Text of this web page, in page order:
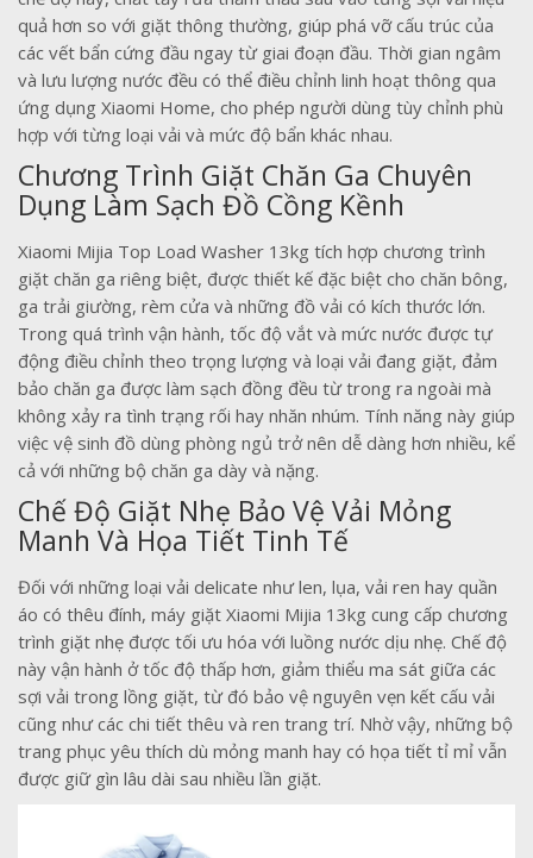
quả hơn so với giặt thông thường, giúp phá vỡ cấu trúc của
các vết bẩn cứng đầu ngay từ giai đoạn đầu. Thời gian ngâm
và lưu lượng nước đều có thể điều chỉnh linh hoạt thông qua
ứng dụng Xiaomi Home, cho phép người dùng tùy chỉnh phù
hợp với từng loại vải và mức độ bẩn khác nhau.
Chương Trình Giặt Chăn Ga Chuyên
Dụng Làm Sạch Đồ Cồng Kềnh
Xiaomi Mijia Top Load Washer 13kg tích hợp chương trình
giặt chăn ga riêng biệt, được thiết kế đặc biệt cho chăn bông,
ga trải giường, rèm cửa và những đồ vải có kích thước lớn.
Trong quá trình vận hành, tốc độ vắt và mức nước được tự
động điều chỉnh theo trọng lượng và loại vải đang giặt, đảm
bảo chăn ga được làm sạch đồng đều từ trong ra ngoài mà
không xảy ra tình trạng rối hay nhăn nhúm. Tính năng này giúp
việc vệ sinh đồ dùng phòng ngủ trở nên dễ dàng hơn nhiều, kể
cả với những bộ chăn ga dày và nặng.
Chế Độ Giặt Nhẹ Bảo Vệ Vải Mỏng
Manh Và Họa Tiết Tinh Tế
Đối với những loại vải delicate như len, lụa, vải ren hay quần
áo có thêu đính, máy giặt Xiaomi Mijia 13kg cung cấp chương
trình giặt nhẹ được tối ưu hóa với luồng nước dịu nhẹ. Chế độ
này vận hành ở tốc độ thấp hơn, giảm thiểu ma sát giữa các
sợi vải trong lồng giặt, từ đó bảo vệ nguyên vẹn kết cấu vải
cũng như các chi tiết thêu và ren trang trí. Nhờ vậy, những bộ
trang phục yêu thích dù mỏng manh hay có họa tiết tỉ mỉ vẫn
được giữ gìn lâu dài sau nhiều lần giặt.